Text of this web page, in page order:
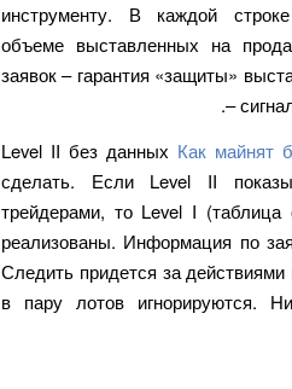
инструменту. В каждой
объеме выставленных на
заявок – гарантия «защиты»
–
Level II без данных Как майнят
сделать. Если Level II
трейдерами, то Level I (таблица
реализованы. Информация по
Следить придется за
в пару лотов игнорируются.